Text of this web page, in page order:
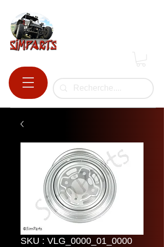
SKU : VLG_0000_01_0000